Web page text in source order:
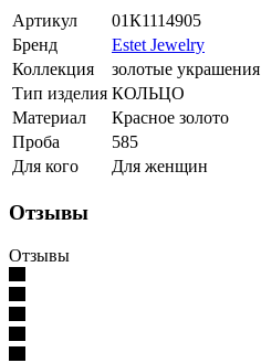
Артикул
01К1114905
Бренд
Estet Jewelry
Коллекция
золотые украшения
Тип изделия КОЛЬЦО
Материал
Красное золото
Проба
585
Для кого
Для женщин
Отзывы
Отзывы